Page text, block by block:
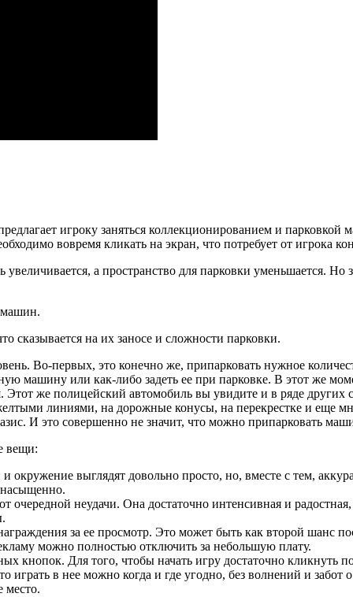
игроку заняться коллекционированием и
вовремя кликать на экран, что потребует от игрока
а пространство для парковки уменьшается.
машин.
сказывается на их заносе и сложности парковки.
Во-первых, это конечно же, припарковать нужное
машину или как-либо задеть ее при парковке. В этот же
же полицейский автомобиль вы увидите и в ряде других
линиями, на дорожные конусы, на перекрестке и еще
И это совершенно не значит, что можно припарковать
вещи:
выглядят довольно просто, но, вместе с тем,
насыщенно.
очередной неудачи. Она достаточно интенсивная и
за ее просмотр. Это может быть как второй шанс
можно полностью отключить за небольшую плату.
кнопок. Для того, чтобы начать игру достаточно кликнуть
играть в нее можно когда и где угодно, без волнений и
место.